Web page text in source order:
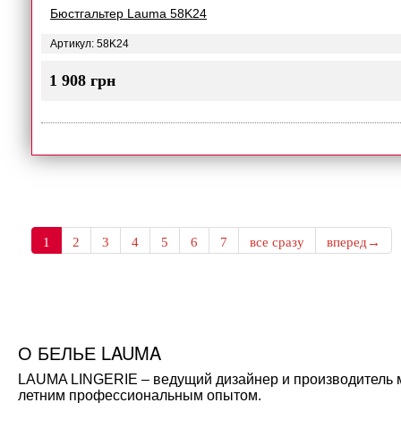
Бюстгальтер Lauma 58K24
Артикул: 58K24
1 908 грн
1 2 3 4 5 6 7 все сразу вперед→
О БЕЛЬЕ LAUMA
LAUMA LINGERIE – ведущий дизайнер и
летним профессиональным опытом.